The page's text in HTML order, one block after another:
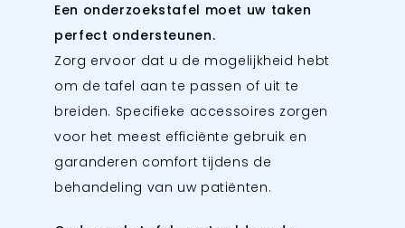
Een onderzoekstafel moet uw taken
perfect ondersteunen.
Zorg ervoor dat u de mogelijkheid hebt
om de tafel aan te passen of uit te
breiden. Specifieke accessoires zorgen
voor het meest efficiënte gebruik en
garanderen comfort tijdens de
behandeling van uw patiënten.